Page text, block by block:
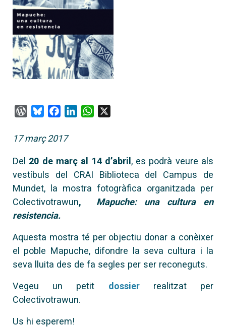
WordPress
BlueskyFacebook
LinkedInWhatsApp
17 març 2017
Del 20 de març al 14 d’abril, es podrà veure als
vestíbuls del CRAI Biblioteca del Campus de
Mundet, la mostra fotogràfica organitzada per
Colectivotrawun, Mapuche: una cultura en
resistencia.
Aquesta mostra té per objectiu donar a conèixer
el poble Mapuche, difondre la seva cultura i la
seva lluita des de fa segles per ser reconeguts.
Vegeu un petit dossierrealitzat per
Colectivotrawun.
Us hi esperem!